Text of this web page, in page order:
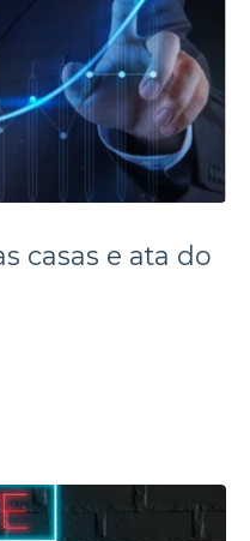
casas e ata do